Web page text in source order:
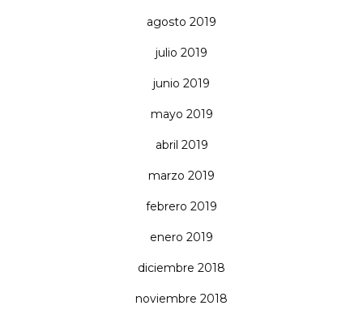
agosto 2019
julio 2019
junio 2019
mayo 2019
abril 2019
marzo 2019
febrero 2019
enero 2019
diciembre 2018
noviembre 2018